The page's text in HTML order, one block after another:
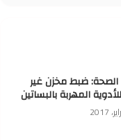
الصحة: ضبط مخزن غير
المهربة بالبساتين